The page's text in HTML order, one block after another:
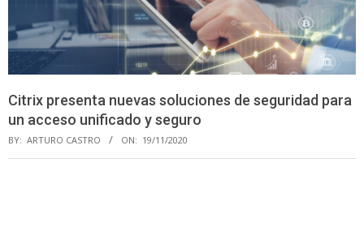
Citrix presenta nuevas soluciones de seguridad para
un acceso unificado y seguro
BY: ARTURO CASTRO ON: 19/11/2020